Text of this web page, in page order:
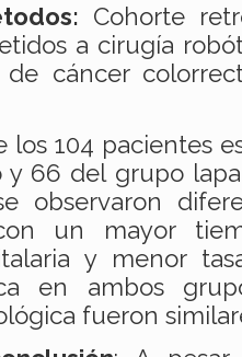
Cohorte
a cirugía
de cáncer
los 104 pacientes
66 del grupo
observaron
un mayor
y menor
en ambos
fueron